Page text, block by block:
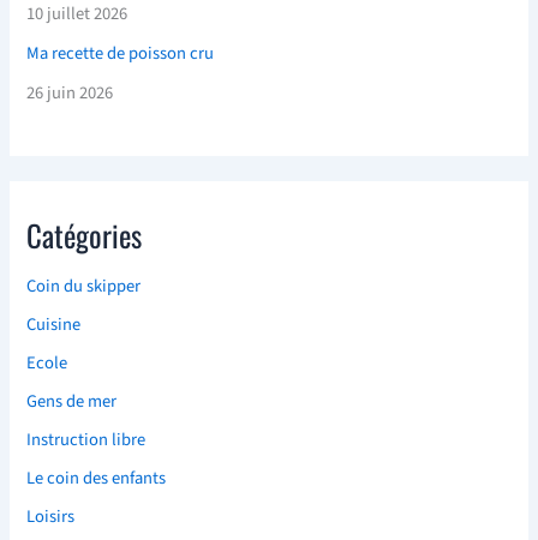
10 juillet 2026
Ma recette de poisson cru
26 juin 2026
Catégories
Coin du skipper
Cuisine
Ecole
Gens de mer
Instruction libre
Le coin des enfants
Loisirs